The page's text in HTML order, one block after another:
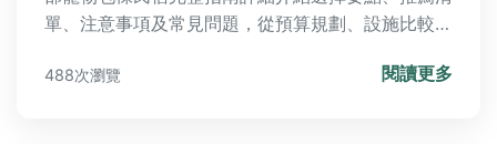
單、注意事項及常見問題，從預算規劃、設施比較到
488次瀏覽 閱讀更多